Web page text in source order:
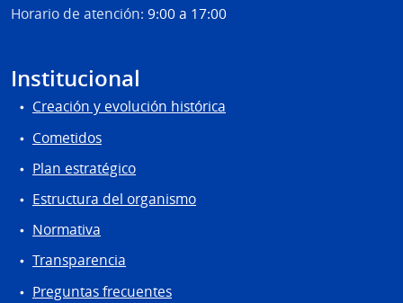
Horario de atención: 9:00 a 17:00
Institucional
Creación y evolución histórica
Cometidos
Plan estratégico
Estructura del organismo
Normativa
Transparencia
Preguntas frecuentes